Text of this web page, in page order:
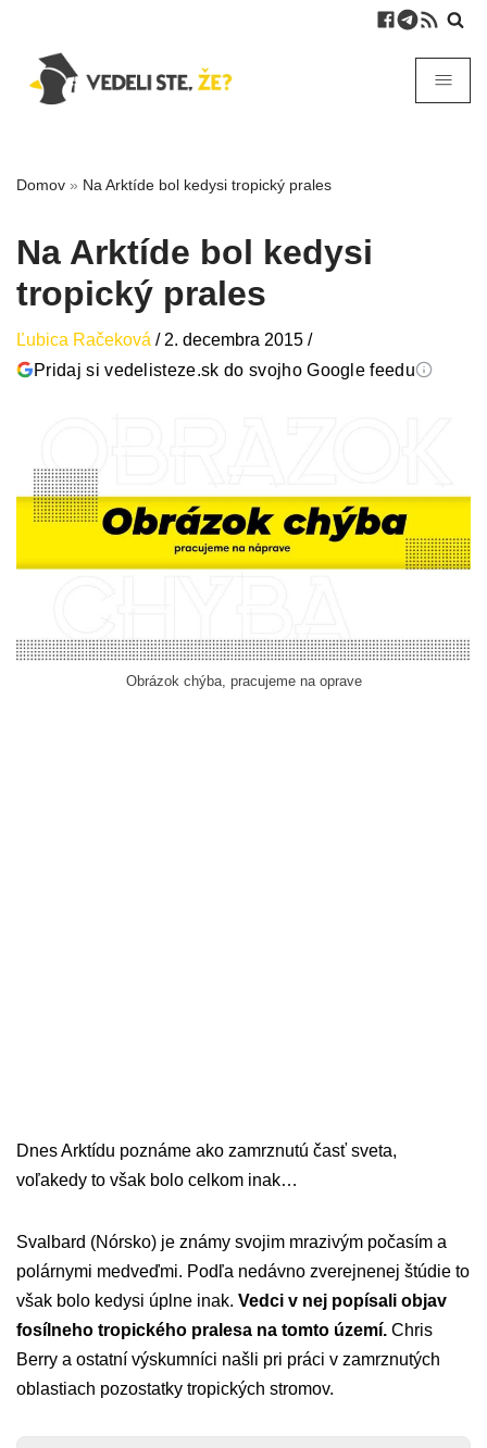
Domov » Na Arktíde bol kedysi tropický prales
Na Arktíde bol kedysi
tropický prales
Ľubica Račeková / 2. decembra 2015 /
Pridaj si vedelisteze.sk do svojho Google feedu
Obrázok chýba, pracujeme na oprave
Dnes Arktídu poznáme ako zamrznutú časť sveta,
voľakedy to však bolo celkom inak…
Svalbard (Nórsko) je známy svojim mrazivým počasím a
polárnymi medveďmi. Podľa nedávno zverejnenej štúdie to
však bolo kedysi úplne inak. Vedci v nej popísali objav
fosílneho tropického pralesa na tomto území. Chris
Berry a ostatní výskumníci našli pri práci v zamrznutých
oblastiach pozostatky tropických stromov.